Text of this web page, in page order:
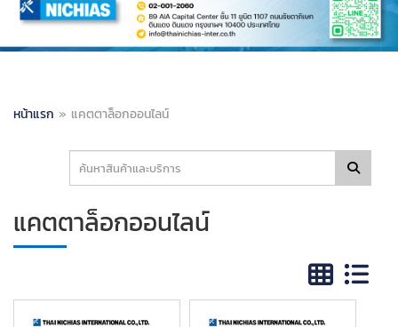
หน้าแรก » แคตตาล็อกออนไลน์
แคตตาล็อกออนไลน์